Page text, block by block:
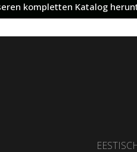
kompletten Katalog